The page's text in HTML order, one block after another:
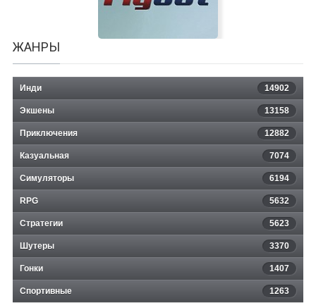
ЖАНРЫ
Инди 14902
Экшены 13158
Приключения 12882
Казуальная 7074
Симуляторы 6194
RPG 5632
Стратегии 5623
Шутеры 3370
Гонки 1407
Спортивные 1263